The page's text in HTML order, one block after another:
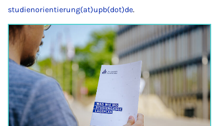
studienorientierung(at)upb(dot)de.